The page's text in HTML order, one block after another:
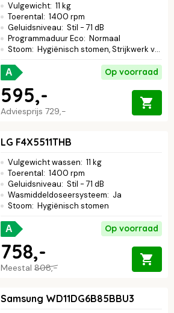
Vulgewicht: 11 kg
Toerental: 1400 rpm
Geluidsniveau: Stil - 71 dB
Programmaduur Eco: Normaal
Stoom: Hygiënisch stomen, Strijkwerk verminderen
A Op voorraad
Adviesprijs 729,-
595,-
LG F4X5511THB
Vulgewicht wassen: 11 kg
Toerental: 1400 rpm
Geluidsniveau: Stil - 71 dB
Wasmiddeldoseersysteem: Ja
Stoom: Hygiënisch stomen
A Op voorraad
Meestal 808,-
758,-
Samsung WD11DG6B85BBU3